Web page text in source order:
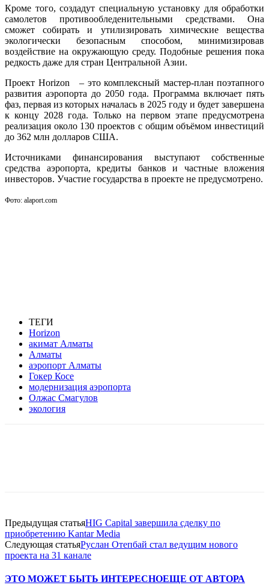
Кроме того, создадут специальную установку для обработки
самолетов противообледенительными средствами. Она
сможет собирать и утилизировать химические вещества
экологически безопасным способом, минимизировав
воздействие на окружающую среду. Подобные решения пока
редкость даже для стран Центральной Азии.
Проект Horizon – это комплексный мастер-план поэтапного
развития аэропорта до 2050 года. Программа включает пять
фаз, первая из которых началась в 2025 году и будет завершена
к концу 2028 года. Только на первом этапе предусмотрена
реализация около 130 проектов с общим объёмом инвестиций
до 362 млн долларов США.
Источниками финансирования выступают собственные
средства аэропорта, кредиты банков и частные вложения
инвесторов. Участие государства в проекте не предусмотрено.
Фото: alaport.com
ТЕГИ
Horizon
акимат Алматы
Алматы
аэропорт Алматы
Гокер Косе
модернизация аэропорта
Олжас Смагулов
экология
Предыдущая статьяHIG Capital завершила сделку по
приобретению Kantar Media
Следующая статьяРуслан Отепбай стал ведущим нового
проекта на 31 канале
ЭТО МОЖЕТ БЫТЬ ИНТЕРЕСНОЕЩЕ ОТ АВТОРА